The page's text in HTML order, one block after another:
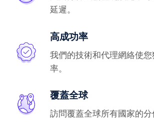
延遲。
高成功率
我們的技術和代理網絡使
率。
覆蓋全球
訪問覆蓋全球所有國家的分